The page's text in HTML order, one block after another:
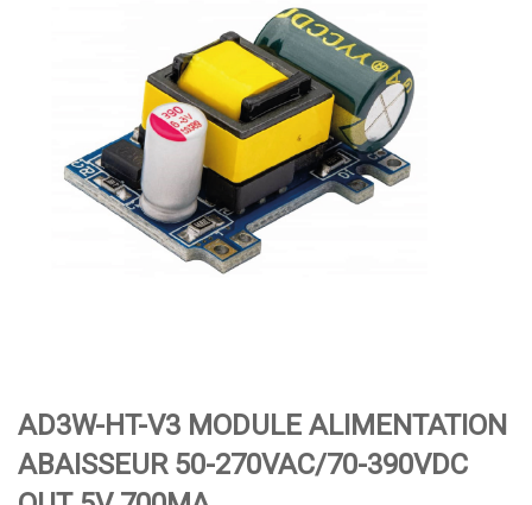
AD3W-HT-V3 MODULE ALIMENTATION
ABAISSEUR 50-270VAC/70-390VDC